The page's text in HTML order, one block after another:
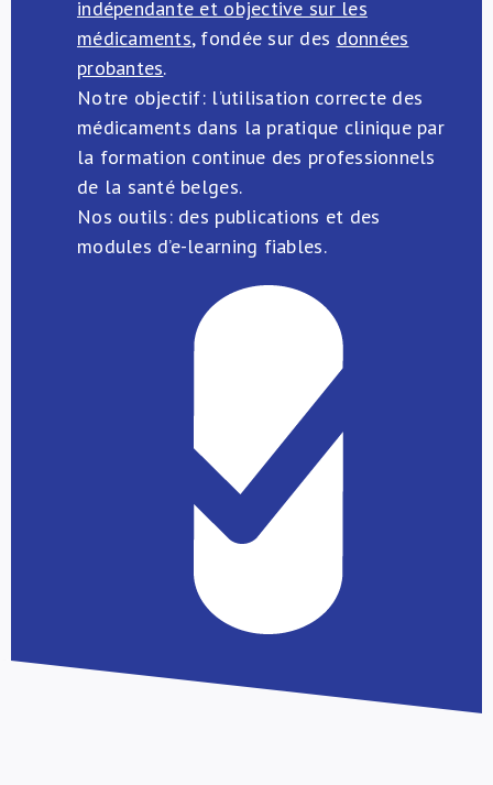
indépendante et objective sur les
médicaments, fondée sur des données
probantes.
Notre objectif: l’utilisation correcte des
médicaments dans la pratique clinique par
la formation continue des professionnels
de la santé belges.
Nos outils: des publications et des
modules d’e-learning fiables.